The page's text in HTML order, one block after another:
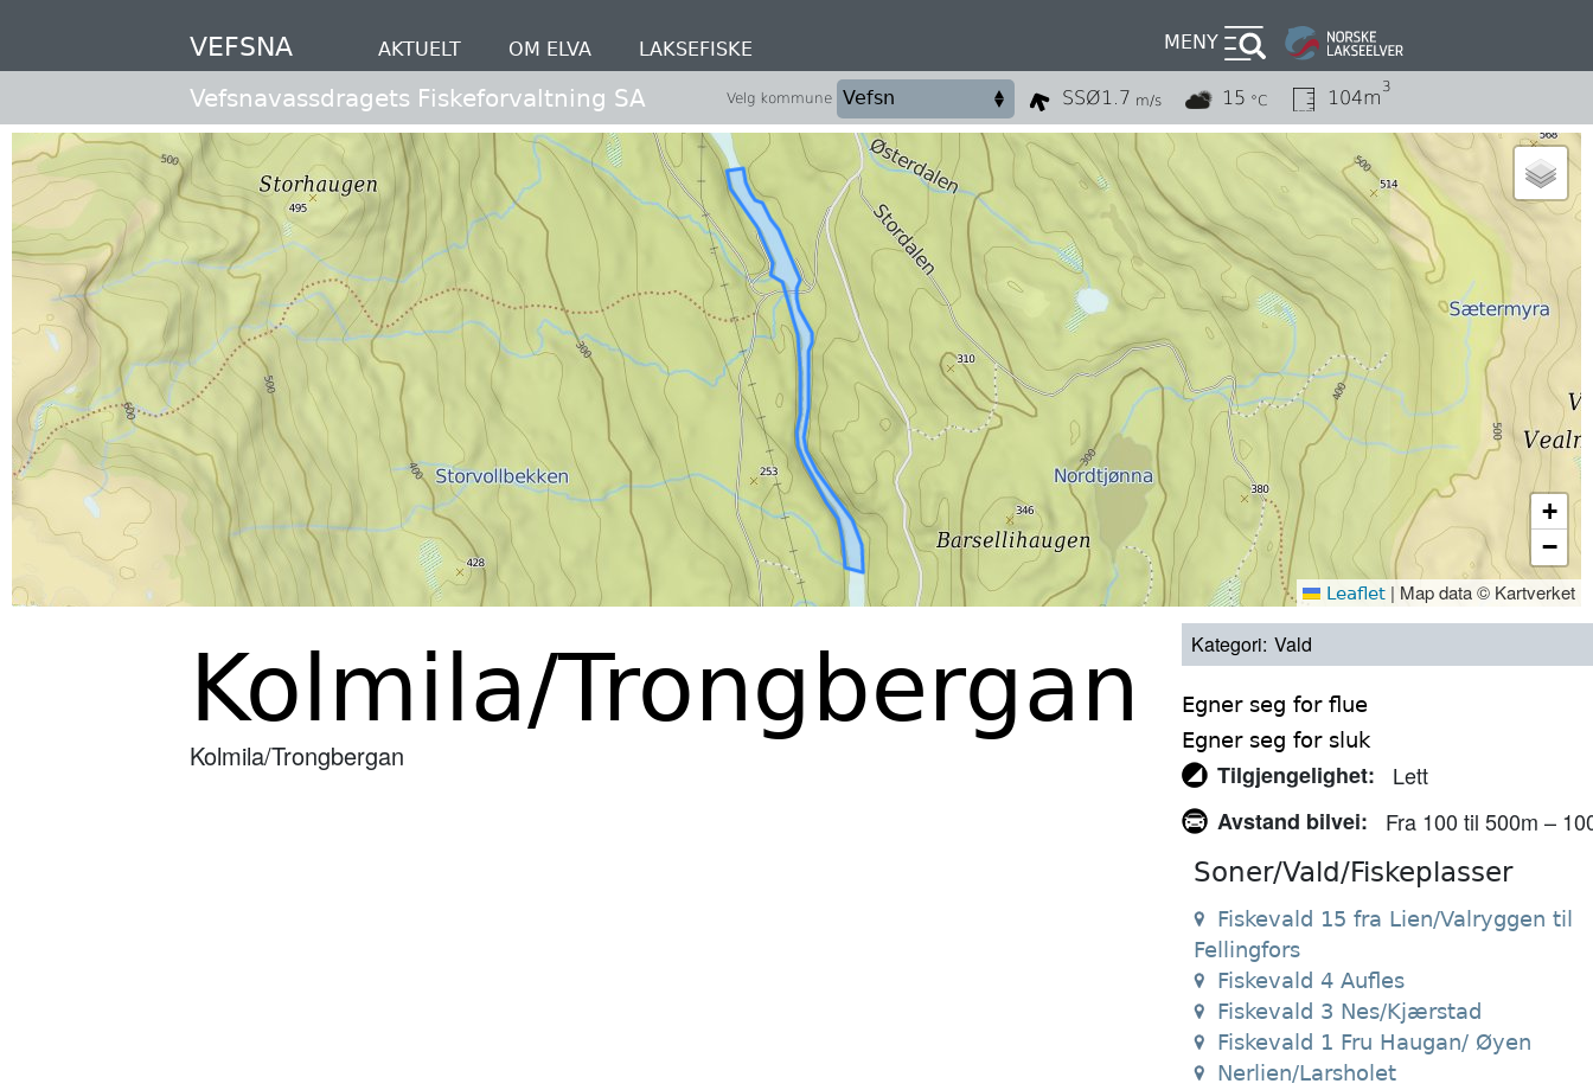
hovedinnhold
VEFSNA AKTUELT OM ELVA LAKSEFISKE MENY
Vefsnavassdragets Fiskeforvaltning SA Velg kommune SSØ1.7 m/s 15 °C 104m 3
+
−
Leaflet | Map data © Kartverket
Kolmila/Trongbergan
Kolmila/Trongbergan
Kategori Vald
Egner seg for flue
Egner seg for sluk
Tilgjengelighet
Lett
Avstand bilvei
Fra 100 til 500m –
Soner/Vald/Fiskeplasser
Fiskevald 15 fra Lien/Valryggen til
Fellingfors
Fiskevald 4 Aufles
Fiskevald 3 Nes/Kjærstad
Fiskevald 1 Fru Haugan/ Øyen
Nerlien/Larsholet